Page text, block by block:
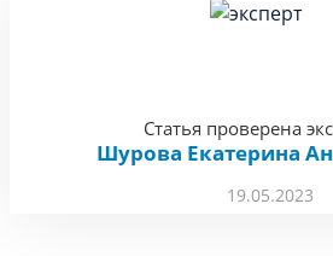
19.05.2023
Статья проверена
Шурова Екатерина